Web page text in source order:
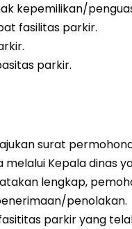
kepemilikan/
fasilitas parkir.
parkir.
surat
Kepala dinas
lengkap,
penolakan.
parkir yang